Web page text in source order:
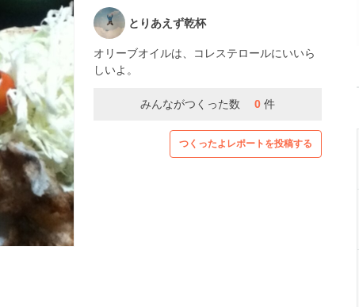
とりあえず乾杯
オリーブオイルは、コレステロールにいいら
しいよ。
みんながつくった数 0 件
つくったよレポートを投稿する